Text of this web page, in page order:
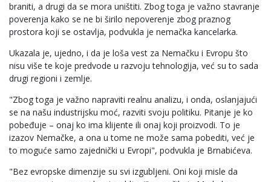
braniti, a drugi da se mora uništiti. Zbog toga je važno stavranje
poverenja kako se ne bi širilo nepoverenje zbog praznog
prostora koji se ostavlja, podvukla je nemačka kancelarka.
Ukazala je, ujedno, i da je loša vest za Nemačku i Evropu što
nisu više te koje predvode u razvoju tehnologija, već su to sada
drugi regioni i zemlje.
"Zbog toga je važno napraviti realnu analizu, i onda, oslanjajući
se na našu industrijsku moć, razviti svoju politiku. Pitanje je ko
pobeđuje – onaj ko ima klijente ili onaj koji proizvodi. To je
izazov Nemačke, a ona u tome ne može sama pobediti, već je
to moguće samo zajednički u Evropi", podvukla je Brnabićeva.
"Bez evropske dimenzije su svi izgubljeni. Oni koji misle da